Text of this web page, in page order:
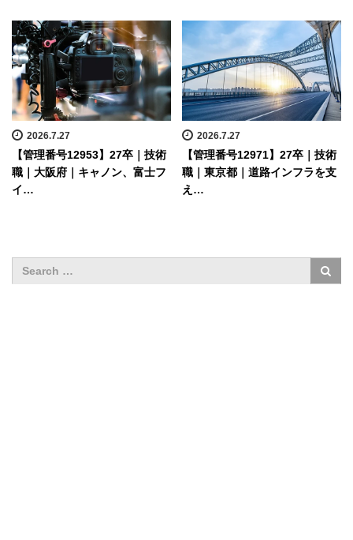
2026.7.27
【管理番号12953】27卒｜技術
職｜大阪府｜キャノン、富士フ
イ…
2026.7.27
【管理番号12971】27卒｜技術
職｜東京都｜道路インフラを支
え…